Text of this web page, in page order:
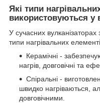
Які типи
використовуються у
У сучасних
типи нагрівальних
Керамічні -
нагрів, довговічні та
Спіральні -
швидко нагріваються,
довговічними.